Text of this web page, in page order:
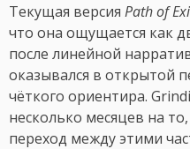
Текущая версия Path of
что она ощущается как
после линейной
оказывался в открытой
чёткого ориентира.
несколько месяцев на
переход между этими